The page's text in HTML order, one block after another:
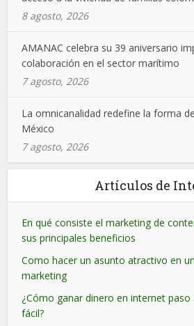
8 agosto, 2026
AMANAC celebra su 39 aniversario
colaboración en el sector marítimo
7 agosto, 2026
La omnicanalidad redefine la forma
México
7 agosto, 2026
Artículos de
En qué consiste el marketing de
sus principales beneficios
Como hacer un asunto atractivo en
marketing
¿Cómo ganar dinero en internet
fácil?